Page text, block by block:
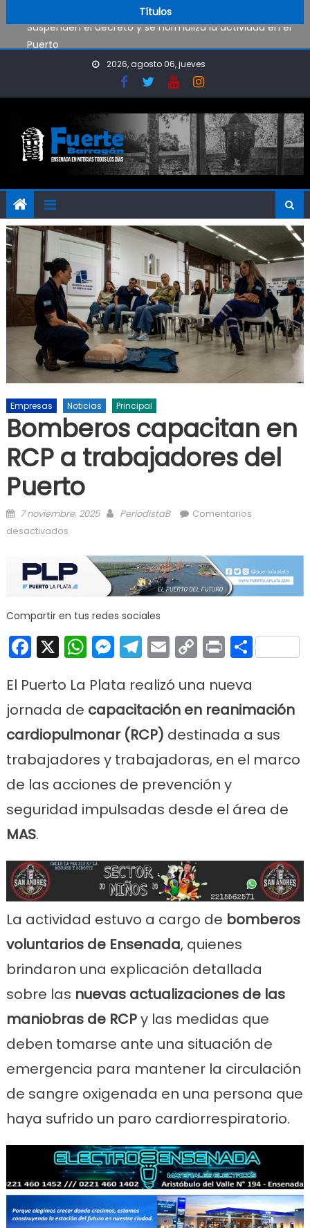
Títulos
Ensenada lanzó un programa contra la violencia en el
deporte
Coreografía en los Juegos
2026, agosto 06, jueves
Empresas Noticias Principal
Bomberos capacitan en
RCP a trabajadores del
Puerto
Posted on
7 noviembre, 2025 Author
PeriodistaB
Comentarios
desactivados
Compartir en tus redes sociales
Facebook
X WhatsApp
Messenger
Telegram
EmailCopy
Link
Print
El Puerto La Plata realizó una nueva
jornada de capacitación en reanimación
cardiopulmonar (RCP) destinada a sus
trabajadores y trabajadoras, en el marco
de las acciones de prevención y
seguridad impulsadas desde el área de
MAS.
La actividad estuvo a cargo de bomberos
voluntarios de Ensenada, quienes
brindaron una explicación detallada
sobre las nuevas actualizaciones de las
maniobras de RCPy las medidas que
deben tomarse ante una situación de
emergencia para mantener la circulación
de sangre oxigenada en una persona que
haya sufrido un paro cardiorrespiratorio.